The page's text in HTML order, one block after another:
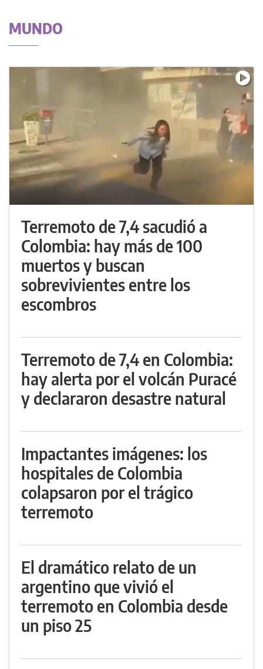
MUNDO
Terremoto de 7,4 sacudió a
Colombia: hay más de 100
muertos y buscan
sobrevivientes entre los
escombros
Terremoto de 7,4 en Colombia:
hay alerta por el volcán Puracé
y declararon desastre natural
Impactantes imágenes: los
hospitales de Colombia
colapsaron por el trágico
terremoto
El dramático relato de un
argentino que vivió el
terremoto en Colombia desde
un piso 25